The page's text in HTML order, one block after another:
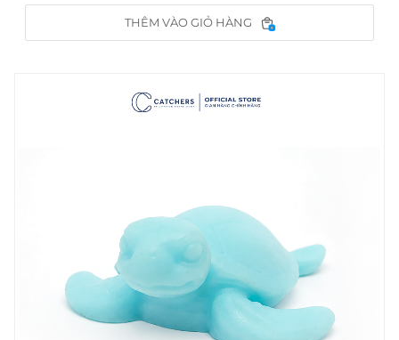
THÊM VÀO GIỎ HÀNG